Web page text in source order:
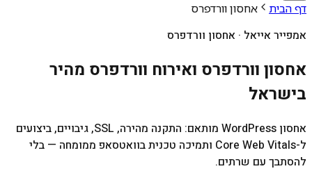
דף הבית אחסון וורדפרס
אמפייר אייאל · אחסון וורדפרס
אחסון וורדפרס ואירוח וורדפרס מהיר
בישראל
אחסון WordPress מותאם: התקנה מהירה, SSL, גיבויים, ביצועים
ל-Core Web Vitals ותמיכה טכנית בוואטסאפ ממומחה — בלי
להסתבך עם שרתים.